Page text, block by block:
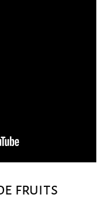
fruits